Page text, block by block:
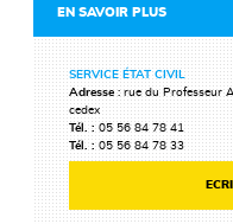
EN SAVOIR PLUS
SERVICE ÉTAT CIVIL
Adresse : rue du Professeur
cedex
Tél. :05 56 84 78 41
Tél. :05 56 84 78 33